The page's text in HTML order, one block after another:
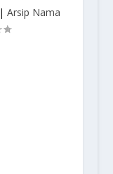
|Arsip Nama